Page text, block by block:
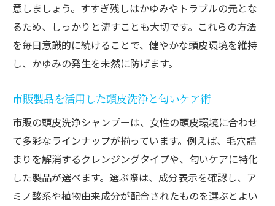
意しましょう。すすぎ残しはかゆみやトラブルの元とな
るため、しっかりと流すことも大切です。これらの方法
を毎日意識的に続けることで、健やかな頭皮環境を維持
し、かゆみの発生を未然に防げます。
市販製品を活用した頭皮洗浄と匂いケア術
市販の頭皮洗浄シャンプーは、女性の頭皮環境に合わせ
て多彩なラインナップが揃っています。例えば、毛穴詰
まりを解消するクレンジングタイプや、匂いケアに特化
した製品が選べます。選ぶ際は、成分表示を確認し、ア
ミノ酸系や植物由来成分が配合されたものを選ぶとよい